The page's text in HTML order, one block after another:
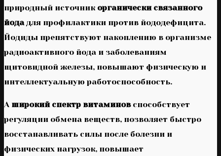
природный источник органически связанного
йода для профилактики против йододефицита.
Йодиды препятствуют накоплению в организме
радиоактивного йода и заболеваниям
щитовидной железы, повышают физическую и
интеллектуальную работоспособность.
А широкий спектр витаминовспособствует
регуляции обмена веществ, позволяет быстро
восстанавливать силы после болезни и
физических нагрузок, повышает